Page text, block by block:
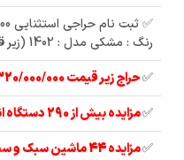
رنگ : مشکی مدل : 1402 (زیر قیمت بازار)
✅حراج زیر قیمت 320/000/000 تومانی تیبا 2 مدل 97
✅مزایده بیش از 290 دستگاه انواع ماشین آلات
✅مزایده 44 ماشین سبک و سنگین نصف قیمت